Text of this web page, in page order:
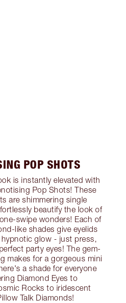
POP SHOTS
is instantly elevated with
Pop Shots! These
are shimmering single
beautify the look of
swipe wonders! Each of
like shades give eyelids
glow - just press,
party eyes! The gem-
makes for a gorgeous mini
a shade for everyone
Diamond Eyes to
Rocks to iridescent
Talk Diamonds!